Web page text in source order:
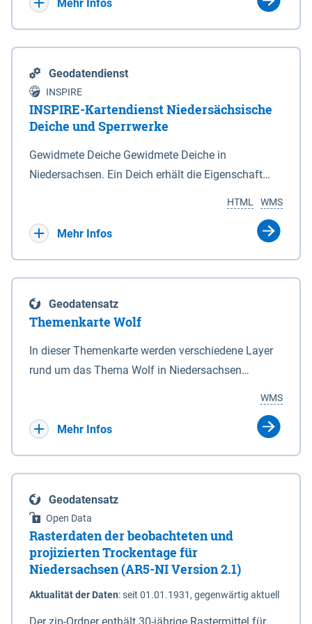
Mehr Infos
Geodatendienst
INSPIRE
INSPIRE-Kartendienst Niedersächsische
Deiche und Sperrwerke
Gewidmete Deiche Gewidmete Deiche in
Niedersachsen. Ein Deich erhält die Eigenschaft
Deichbehörde durch Verordnung ausspricht. Für
enthalten. Sperrwerke Sperrwerke sind Bauwerke
mit Sperrvorrichtungen in Tidegewässern, die dem
Schutz eines Gebietes vor erhöhten Tiden, vor allem
vor Sturmfluten, zu dienen bestimmt sind (§2 Abs.3
Eigenschaft eines Sperrwerkes durch Widmung, die
die Deichbehörde durch Verordnung ausspricht.
WMS
HTML
Mehr Infos
Geodatensatz
Themenkarte Wolf
In dieser Themenkarte werden verschiedene Layer
rund um das Thema Wolf in Niedersachsen
sowie Status der bestehenden Wolfsterritorien im
laufenden Monitoringjahr.
WMS
Mehr Infos
Geodatensatz
Open Data
Rasterdaten der beobachteten und
projizierten Trockentage für
Niedersachsen (AR5-NI Version 2.1)
Aktualität der Daten:seit 01.01.1931, gegenwärtig aktuell